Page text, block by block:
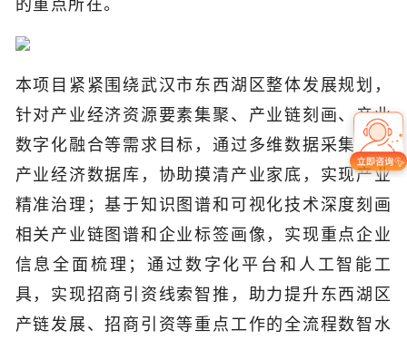
本项目紧紧围绕武汉市东西湖区整体发展规划，
针对产业经济资源要素集聚、产业链刻画、产业
数字化融合等需求目标，通过多维数据采集建设
产业经济数据库，协助摸清产业家底，实现产业
精准治理；基于知识图谱和可视化技术深度刻画
相关产业链图谱和企业标签画像，实现重点企业
信息全面梳理；通过数字化平台和人工智能工
具，实现招商引资线索智推，助力提升东西湖区
产链发展、招商引资等重点工作的全流程数智水